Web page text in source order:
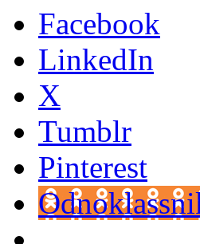
Facebook
LinkedIn
X
Tumblr
Pinterest